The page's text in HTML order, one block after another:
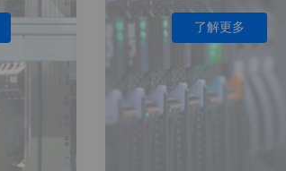
了解更多